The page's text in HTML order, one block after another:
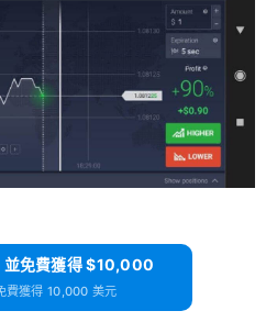
並免費獲得 $10,000
費獲得 10,000 美元